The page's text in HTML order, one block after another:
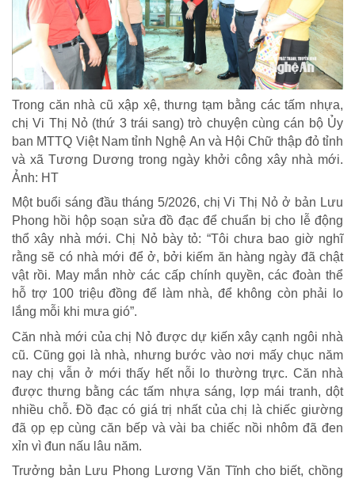
Trong căn nhà cũ xập xệ, thưng tạm bằng các tấm nhựa,
chị Vi Thị Nỏ (thứ 3 trái sang) trò chuyện cùng cán bộ Ủy
ban MTTQ Việt Nam tỉnh Nghệ An và Hội Chữ thập đỏ tỉnh
và xã Tương Dương trong ngày khởi công xây nhà mới.
Ảnh: HT
Một buổi sáng đầu tháng 5/2026, chị Vi Thị Nỏ ở bản Lưu
Phong hồi hộp soạn sửa đồ đạc để chuẩn bị cho lễ động
thổ xây nhà mới. Chị Nỏ bày tỏ: “Tôi chưa bao giờ nghĩ
rằng sẽ có nhà mới để ở, bởi kiếm ăn hàng ngày đã chật
vật rồi. May mắn nhờ các cấp chính quyền, các đoàn thể
hỗ trợ 100 triệu đồng để làm nhà, để không còn phải lo
lắng mỗi khi mưa gió”.
Căn nhà mới của chị Nỏ được dự kiến xây cạnh ngôi nhà
cũ. Cũng gọi là nhà, nhưng bước vào nơi mấy chục năm
nay chị vẫn ở mới thấy hết nỗi lo thường trực. Căn nhà
được thưng bằng các tấm nhựa sáng, lợp mái tranh, dột
nhiều chỗ. Đồ đạc có giá trị nhất của chị là chiếc giường
đã ọp ẹp cùng căn bếp và vài ba chiếc nồi nhôm đã đen
xỉn vì đun nấu lâu năm.
Trưởng bản Lưu Phong Lương Văn Tĩnh cho biết, chồng